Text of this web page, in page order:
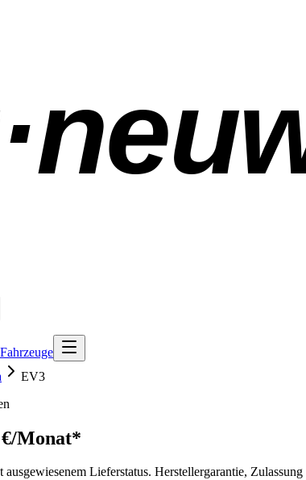
EV3
€/Monat*
Lieferstatus. Herstellergarantie,